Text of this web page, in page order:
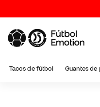
Tacos de fútbol Guantes de